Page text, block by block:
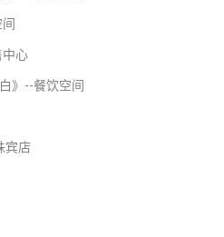
中心
》 --餐饮空间
宾店